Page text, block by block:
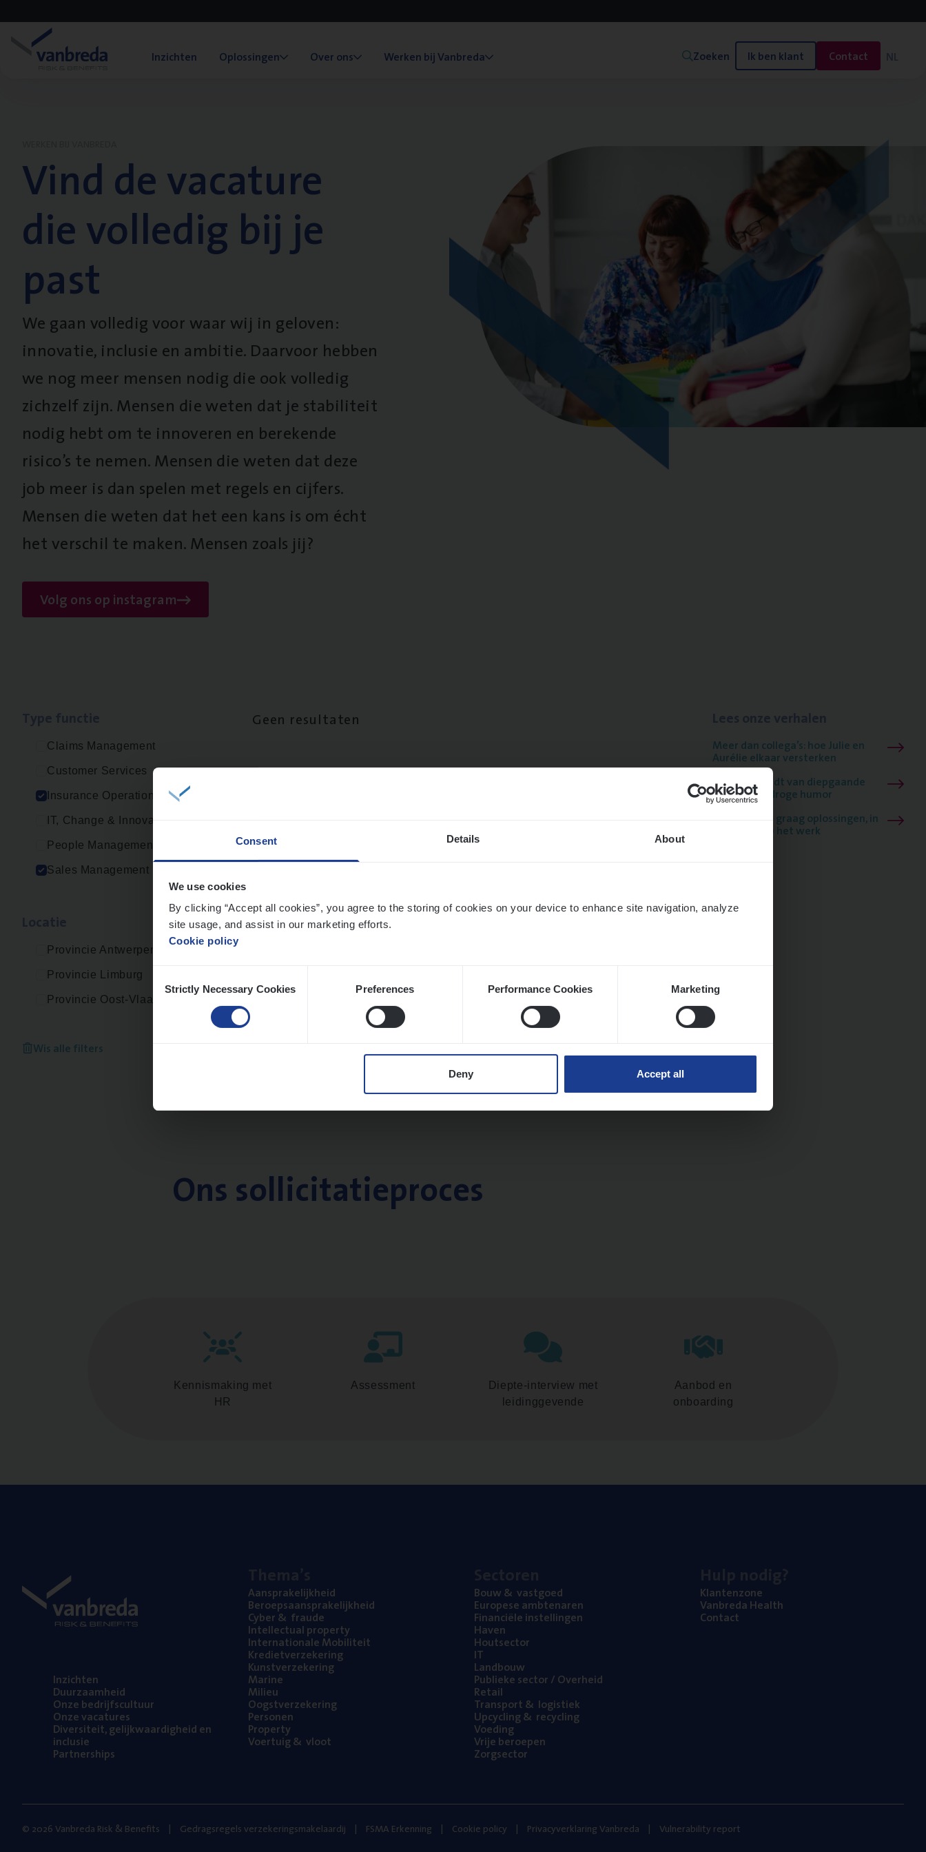
Consent Details About
We use cookies
By clicking “Accept all cookies”, you agree to the storing of cookies on your device to enhance site navigation, analyze
site usage, and assist in our marketing efforts.
Cookie policy
Selection
Strictly Necessary Cookies Preferences Performance Cookies Marketing
Deny Accept all
Inzichten Oplossingen Over ons Werken bij Vanbreda Zoeken Ik ben klant Contact NL
Vind de vacature
die volledig bij je
past
We gaan volledig voor waar wij in geloven:
innovatie, inclusie en ambitie. Daarvoor hebben
we nog meer mensen nodig die ook volledig
zichzelf zijn. Mensen die weten dat je stabiliteit
nodig hebt om te innoveren en berekende
risico’s te nemen. Mensen die weten dat deze
job meer is dan spelen met regels en cijfers.
Mensen die weten dat het een kans is om écht
het verschil te maken. Mensen zoals jij?
Volg ons op instagram
Claims Management
Customer Services
Insurance Operations
IT, Change & Innovation
People Management
Sales Management
Provincie Antwerpen
Provincie Limburg
Provincie Oost-Vlaanderen
Wis alle filters
Geen resultaten
Meer dan collega’s: hoe Julie en
Aurélie elkaar versterken
Mathias houdt van diepgaande
dossiers én droge humor
Thalia zoekt graag oplossingen, in
games én op het werk
Ons sollicitatieproces
Kennismaking met
HR
Assessment
Diepte-interview met
leidinggevende
Aanbod en
onboarding
Inzich­ten
Duur­zaam­heid
Onze bedrijfs­cul­tuur
Onze vaca­tu­res
Diver­si­teit, gelijk­waar­dig­heid en
inclusie
Part­ner­ships
Aan­spra­ke­lijk­heid
Beroeps­aan­spra­ke­lijk­heid
Cyber& fraude
Intel­lec­tu­al property
Inter­na­ti­o­na­le Mobiliteit
Kre­diet­ver­ze­ke­ring
Kunst­ver­ze­ke­ring
Mari­ne
Mili­eu
Oogst­ver­ze­ke­ring
Per­so­nen
Pro­per­ty
Voer­tuig& vloot
Bouw& vastgoed
Euro­pe­se ambtenaren
Finan­ci­ë­le instellingen
Haven
Hout­sec­tor
IT
Land­bouw
Publie­ke sec­tor / Overheid
Retail
Trans­port& logistiek
Upcy­cling& recycling
Voe­ding
Vrije beroe­pen
Zorg­sec­tor
Klan­ten­zo­ne
Van­b­re­da Health
Con­tact
© 2026 Vanbreda Risk & Benefits Gedragsregels verzekeringsmakelaardij FSMA Erkenning Cookie policy Privacyverklaring Vanbreda Vulnerability report